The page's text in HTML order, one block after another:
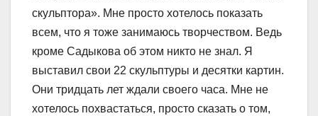
скульптора». Мне просто хотелось показать
всем, что я тоже занимаюсь творчеством. Ведь
кроме Садыкова об этом никто не знал. Я
выставил свои 22 скульптуры и десятки картин.
Они тридцать лет ждали своего часа. Мне не
хотелось похвастаться, просто сказать о том,